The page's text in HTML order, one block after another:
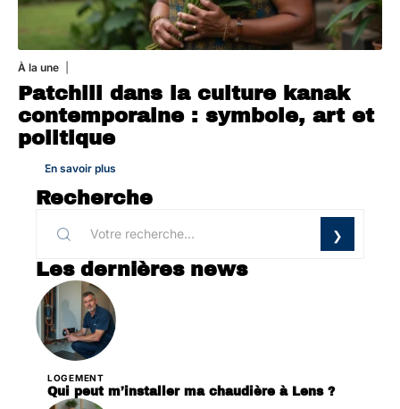
À la une
Patchili dans la culture kanak
contemporaine : symbole, art et
politique
En savoir plus
Recherche
Les dernières news
LOGEMENT
Qui peut m’installer ma chaudière à Lens ?